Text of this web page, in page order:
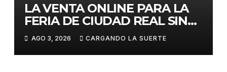
LA VENTA ONLINE PARA LA
FERIA DE CIUDAD REAL SIN
GASTOS DE GESTION HASTA
EL DOMINGO
AGO 3, 2026 CARGANDO LA SUERTE